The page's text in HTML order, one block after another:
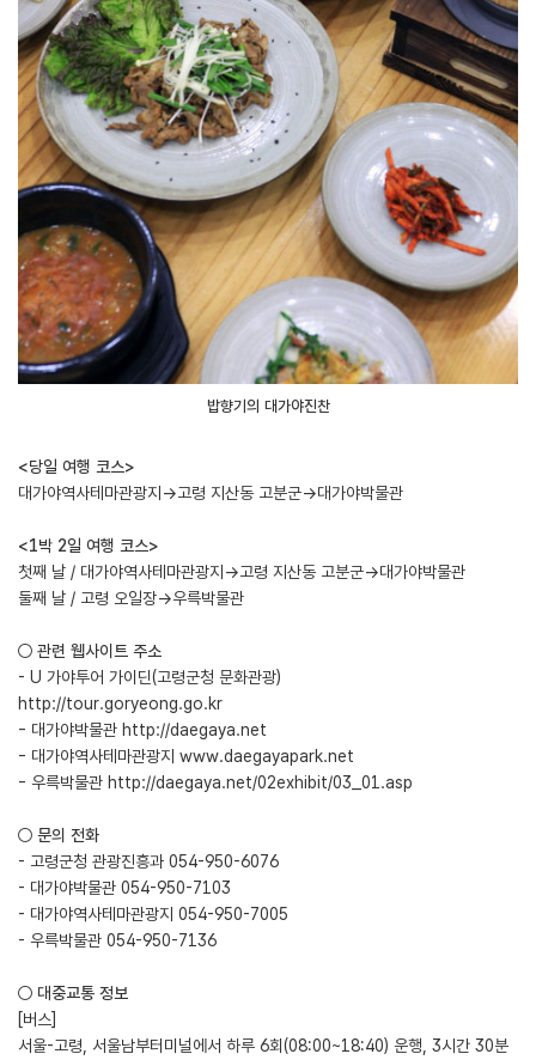
밥향기의 대가야진찬
<당일 여행 코스>
대가야역사테마관광지→고령 지산동 고분군→대가야박물관
<1박 2일 여행 코스>
첫째 날 / 대가야역사테마관광지→고령 지산동 고분군→대가야박물관
둘째 날 / 고령 오일장→우륵박물관
○ 관련 웹사이트 주소
- U 가야투어 가이딘(고령군청 문화관광)
http://tour.goryeong.go.kr
- 대가야박물관 http://daegaya.net
- 대가야역사테마관광지 www.daegayapark.net
- 우륵박물관 http://daegaya.net/02exhibit/03_01.asp
○ 문의 전화
- 고령군청 관광진흥과 054-950-6076
- 대가야박물관 054-950-7103
- 대가야역사테마관광지 054-950-7005
- 우륵박물관 054-950-7136
○ 대중교통 정보
[버스]
서울-고령, 서울남부터미널에서 하루 6회(08:00~18:40) 운행, 3시간 30분